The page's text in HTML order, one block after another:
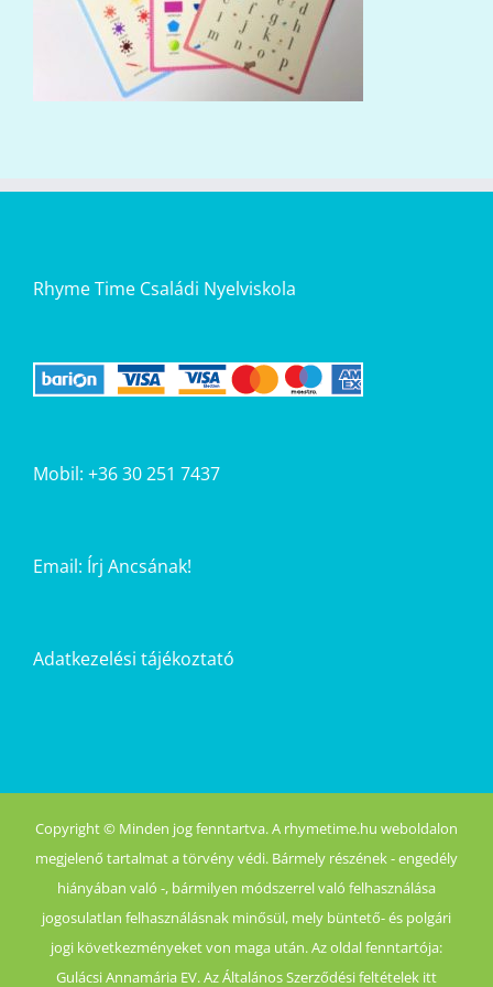
Rhyme Time Családi Nyelviskola
Mobil: +36 30 251 7437
Email: Írj Ancsának!
Adatkezelési tájékoztató
Copyright © Minden jog fenntartva. A rhymetime.hu weboldalon
megjelenő tartalmat a törvény védi. Bármely részének - engedély
hiányában való -, bármilyen módszerrel való felhasználása
jogosulatlan felhasználásnak minősül, mely büntető- és polgári
jogi következményeket von maga után. Az oldal fenntartója:
Gulácsi Annamária EV. Az Általános Szerződési feltételek itt